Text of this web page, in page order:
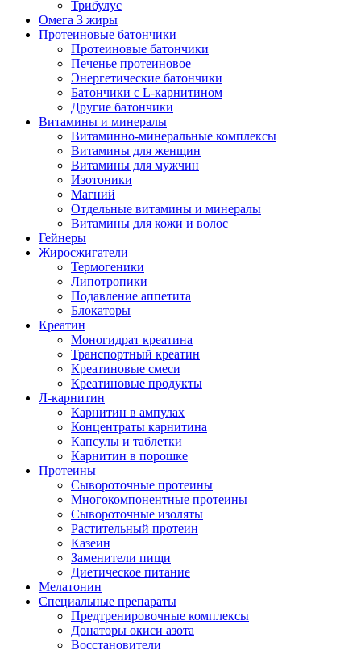
Трибулус
Омега 3 жиры
Протеиновые батончики
Протеиновые батончики
Печенье протеиновое
Энергетические батончики
Батончики с L-карнитином
Другие батончики
Витамины и минералы
Витаминно-минеральные комплексы
Витамины для женщин
Витамины для мужчин
Изотоники
Магний
Отдельные витамины и минералы
Витамины для кожи и волос
Гейнеры
Жиросжигатели
Термогеники
Липотропики
Подавление аппетита
Блокаторы
Креатин
Моногидрат креатина
Транспортный креатин
Креатиновые смеси
Креатиновые продукты
Л-карнитин
Карнитин в ампулах
Концентраты карнитина
Капсулы и таблетки
Карнитин в порошке
Протеины
Сывороточные протеины
Многокомпонентные протеины
Сывороточные изоляты
Растительный протеин
Казеин
Заменители пищи
Диетическое питание
Мелатонин
Специальные препараты
Предтренировочные комплексы
Донаторы окиси азота
Восстановители